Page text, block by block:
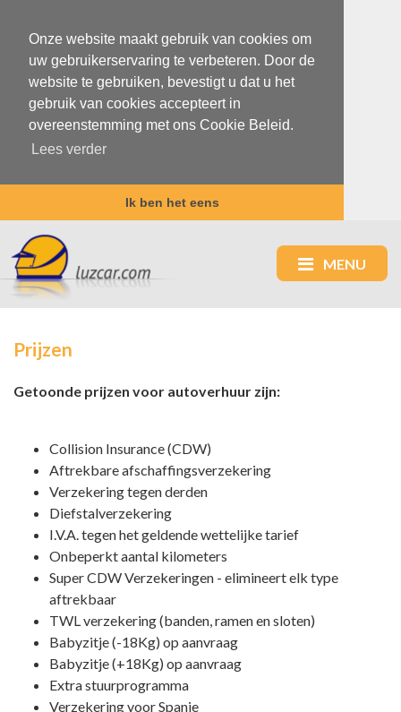
Onze website maakt gebruik van cookies om
uw gebruikerservaring te verbeteren. Door de
website te gebruiken, bevestigt u dat u het
gebruik van cookies accepteert in
overeenstemming met ons Cookie Beleid.
Lees verder
Ik ben het eens
MENU
Prijzen
Getoonde prijzen voor autoverhuur zijn:
Collision Insurance (CDW)
Aftrekbare afschaffingsverzekering
Verzekering tegen derden
Diefstalverzekering
I.V.A. tegen het geldende wettelijke tarief
Onbeperkt aantal kilometers
Super CDW Verzekeringen - elimineert elk type
aftrekbaar
TWL verzekering (banden, ramen en sloten)
Babyzitje (-18Kg) op aanvraag
Babyzitje (+18Kg) op aanvraag
Extra stuurprogramma
Verzekering voor Spanje